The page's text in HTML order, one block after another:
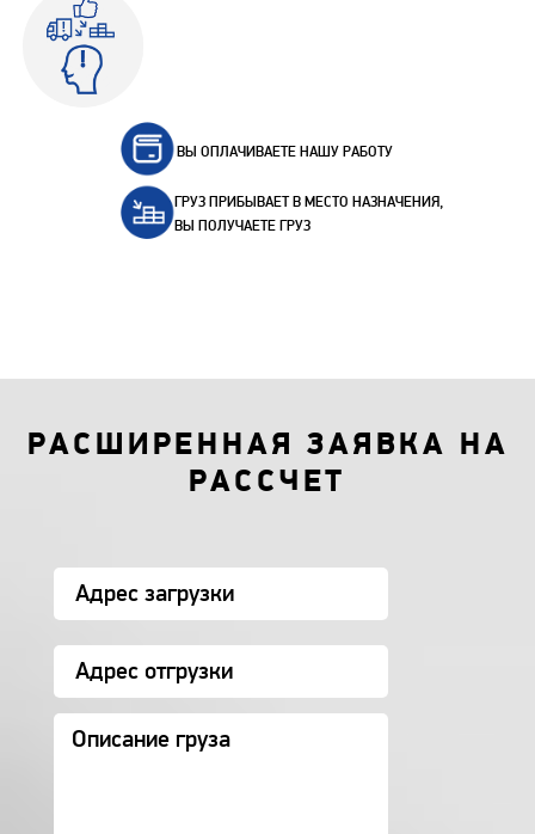
ВЫ ОПЛАЧИВАЕТЕ НАШУ РАБОТУ
ГРУЗ ПРИБЫВАЕТ В МЕСТО НАЗНАЧЕНИЯ,
ВЫ ПОЛУЧАЕТЕ ГРУЗ
РАСШИРЕННАЯ ЗАЯВКА НА
РАССЧЕТ